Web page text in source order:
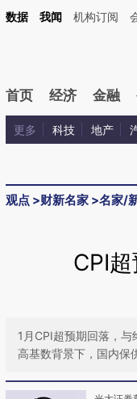
加这段话：本文由第三方
数据 我闻 机构订阅
首页 经济 金融
更多 科技 地产
观点 >财新名家 >名家/
CPI
1月CPI超预期回落，
高基数背景下，国内保